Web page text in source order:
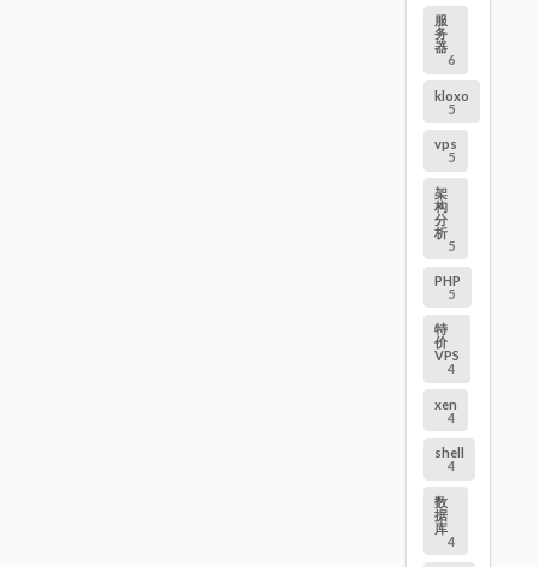
服
务
器
6
kloxo
5
vps
5
架
构
分
析
5
PHP
5
特
价
VPS
4
xen
4
shell
4
数
据
库
4